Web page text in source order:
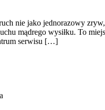
nie jako jednorazowy
mądrego wysiłku. To
serwisu […]